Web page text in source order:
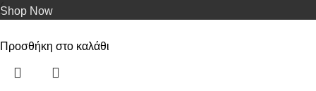
Shop Now
Προσθήκη στο καλάθι